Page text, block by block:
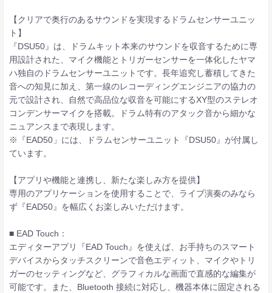
【クリアで奥行のあるサウンドを実現するドラムセンサーユニッ
ト】
『DSU50』は、ドラムキット本来のサウンドを収音するために専
用設計された、マイク機能とトリガーセンサーを一体化したヤマ
ハ独自のドラムセンサーユニットです。長年追究し蓄積してきた
音への知見に加え、第一線のレコーディングエンジニアの協力の
元で設計され、自然で高品位な収音を可能にするXY型のステレオ
コンデンサーマイクを搭載。ドラム特有のアタック音から細かな
ニュアンスまで表現します。
※『EAD50」には、ドラムセンサーユニット『DSU50』が付属し
ています。
【アプリや機能と連携し、新たな楽しみ方を提供】
専用のアプリケーションを使用することで、ライブ演奏のみなら
ず『EAD50』を幅広くお楽しみいただけます。
■ EAD Touch：
エディターアプリ『EAD Touch』を使えば、お手持ちのスマート
デバイスからタッチスクリーンで音色エディット、マイクやトリ
ガーのセッティングなど、グラフィカルな画面で直感的な編集が
可能です。また、Bluetooth 接続に対応し、機器本体に固定される